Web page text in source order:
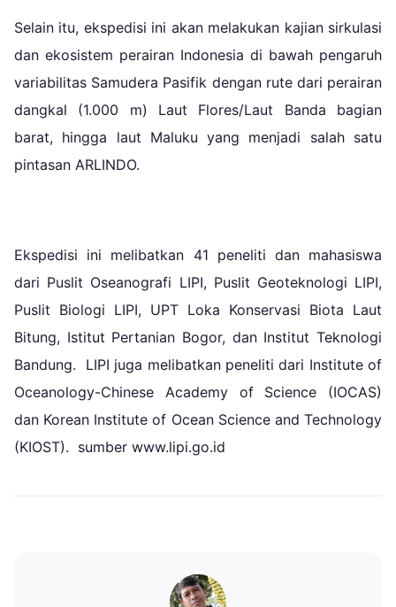
Selain itu, ekspedisi ini akan melakukan kajian sirkulasi
dan ekosistem perairan Indonesia di bawah pengaruh
variabilitas Samudera Pasifik dengan rute dari perairan
dangkal (1.000 m) Laut Flores/Laut Banda bagian
barat, hingga laut Maluku yang menjadi salah satu
pintasan ARLINDO.
Ekspedisi ini melibatkan 41 peneliti dan mahasiswa
dari Puslit Oseanografi LIPI, Puslit Geoteknologi LIPI,
Puslit Biologi LIPI, UPT Loka Konservasi Biota Laut
Bitung, Istitut Pertanian Bogor, dan Institut Teknologi
Bandung. LIPI juga melibatkan peneliti dari Institute of
Oceanology-Chinese Academy of Science (IOCAS)
dan Korean Institute of Ocean Science and Technology
(KIOST). sumber www.lipi.go.id